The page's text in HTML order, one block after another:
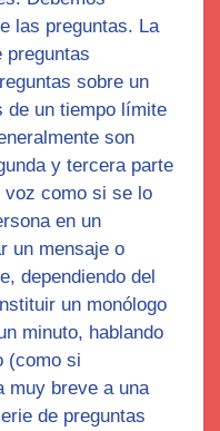
las preguntas. La
preguntas
sobre un
de un tiempo límite
son
y tercera parte
voz como si se lo
en un
un mensaje o
dependiendo del
un monólogo
minuto, hablando
(como si
muy breve a una
de preguntas